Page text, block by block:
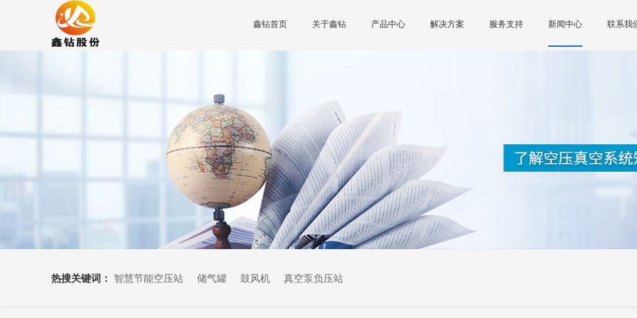
鑫钻首页 关于鑫钻 产品中心 解决方案 服务支持 新闻中心 联系我
热搜关键词： 智慧节能空压站 储气罐 鼓风机 真空泵负压站